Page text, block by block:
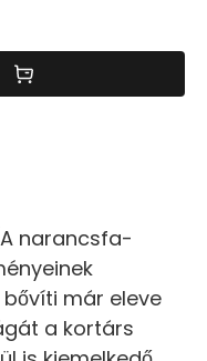
narancsfa-
már eleve
a kortárs